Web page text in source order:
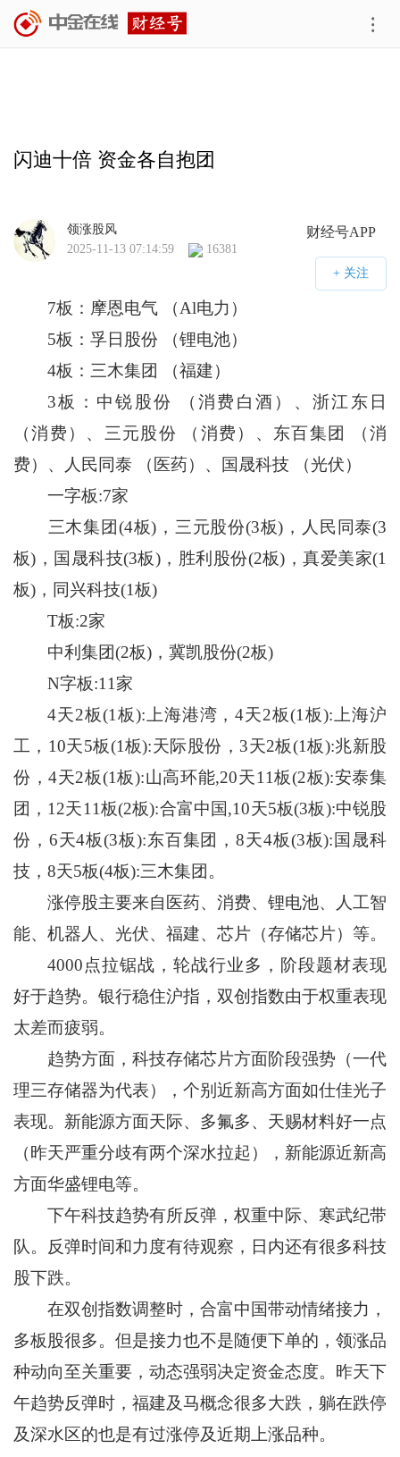
闪迪十倍 资金各自抱团
财经号APP
领涨股风
2025-11-13 07:14:59
16381
7板：摩恩电气 （Al电力）
5板：孚日股份 （锂电池）
4板：三木集团 （福建）
3板：中锐股份 （消费白酒）、浙江东日
（消费）、三元股份 （消费）、东百集团 （消
费）、人民同泰 （医药）、国晟科技 （光伏）
一字板:7家
三木集团(4板)，三元股份(3板)，人民同泰(3
板)，国晟科技(3板)，胜利股份(2板)，真爱美家(1
板)，同兴科技(1板)
T板:2家
中利集团(2板)，冀凯股份(2板)
N字板:11家
4天2板(1板):上海港湾，4天2板(1板):上海沪
工，10天5板(1板):天际股份，3天2板(1板):兆新股
份，4天2板(1板):山高环能,20天11板(2板):安泰集
团，12天11板(2板):合富中国,10天5板(3板):中锐股
份，6天4板(3板):东百集团，8天4板(3板):国晟科
技，8天5板(4板):三木集团。
涨停股主要来自医药、消费、锂电池、人工智
能、机器人、光伏、福建、芯片（存储芯片）等。
4000点拉锯战，轮战行业多，阶段题材表现
好于趋势。银行稳住沪指，双创指数由于权重表现
太差而疲弱。
趋势方面，科技存储芯片方面阶段强势（一代
理三存储器为代表），个别近新高方面如仕佳光子
表现。新能源方面天际、多氟多、天赐材料好一点
（昨天严重分歧有两个深水拉起），新能源近新高
方面华盛锂电等。
下午科技趋势有所反弹，权重中际、寒武纪带
队。反弹时间和力度有待观察，日内还有很多科技
股下跌。
在双创指数调整时，合富中国带动情绪接力，
多板股很多。但是接力也不是随便下单的，领涨品
种动向至关重要，动态强弱决定资金态度。昨天下
午趋势反弹时，福建及马概念很多大跌，躺在跌停
及深水区的也是有过涨停及近期上涨品种。